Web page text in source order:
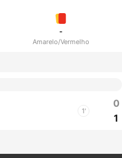
-
Amarelo/Vermelho
1'
0
1